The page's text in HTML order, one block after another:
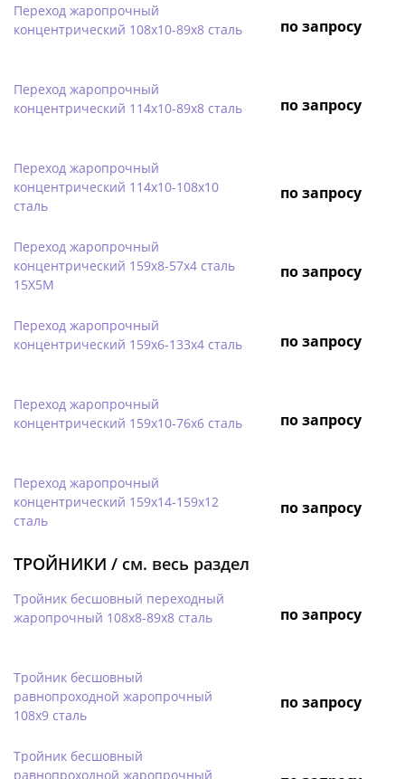
Переход жаропрочный
концентрический 108х10-89х8 сталь
по запросу
Переход жаропрочный
концентрический 114х10-89х8 сталь
по запросу
Переход жаропрочный
концентрический 114х10-108х10
сталь
по запросу
Переход жаропрочный
концентрический 159х8-57х4 сталь
15Х5М
по запросу
Переход жаропрочный
концентрический 159х6-133х4 сталь
по запросу
Переход жаропрочный
концентрический 159х10-76х6 сталь
по запросу
Переход жаропрочный
концентрический 159х14-159х12
сталь
по запросу
ТРОЙНИКИ / см. весь раздел
Тройник бесшовный переходный
жаропрочный 108х8-89х8 сталь
по запросу
Тройник бесшовный
равнопроходной жаропрочный
108х9 сталь
по запросу
Тройник бесшовный
равнопроходной жаропрочный